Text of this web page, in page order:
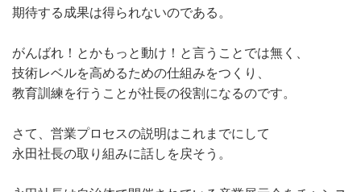
期待する成果は得られないのである。
がんばれ！とかもっと動け！と言うことでは無く、
技術レベルを高めるための仕組みをつくり、
教育訓練を行うことが社長の役割になるのです。
さて、営業プロセスの説明はこれまでにして
永田社長の取り組みに話しを戻そう。